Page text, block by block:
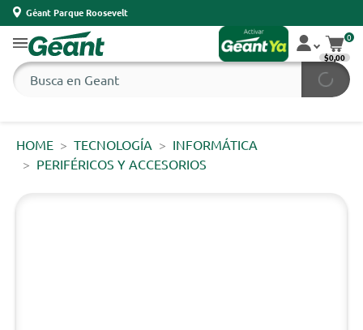
Géant Parque Roosevelt
0
$0,00
HOME TECNOLOGÍA
INFORMÁTICA
PERIFÉRICOS Y ACCESORIOS